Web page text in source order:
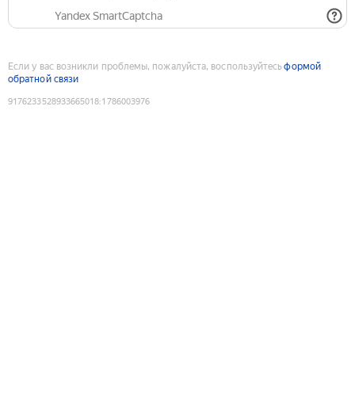
Yandex SmartCaptcha
Если у вас возникли проблемы, пожалуйста, воспользуйтесьформой
обратной связи
9176233528933665018:1786003976